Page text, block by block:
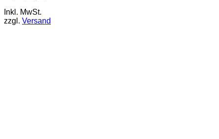
Inkl. MwSt.
zzgl. Versand